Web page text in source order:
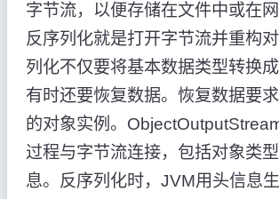
字节流，以便存储在文件中或在网
反序列化就是打开字节流并重构
列化不仅要将基本数据类型转换成
有时还要恢复数据。恢复数据要
的对象实例。
过程与字节流连接，包括对象类
息。反序列化时，JVM用头信息